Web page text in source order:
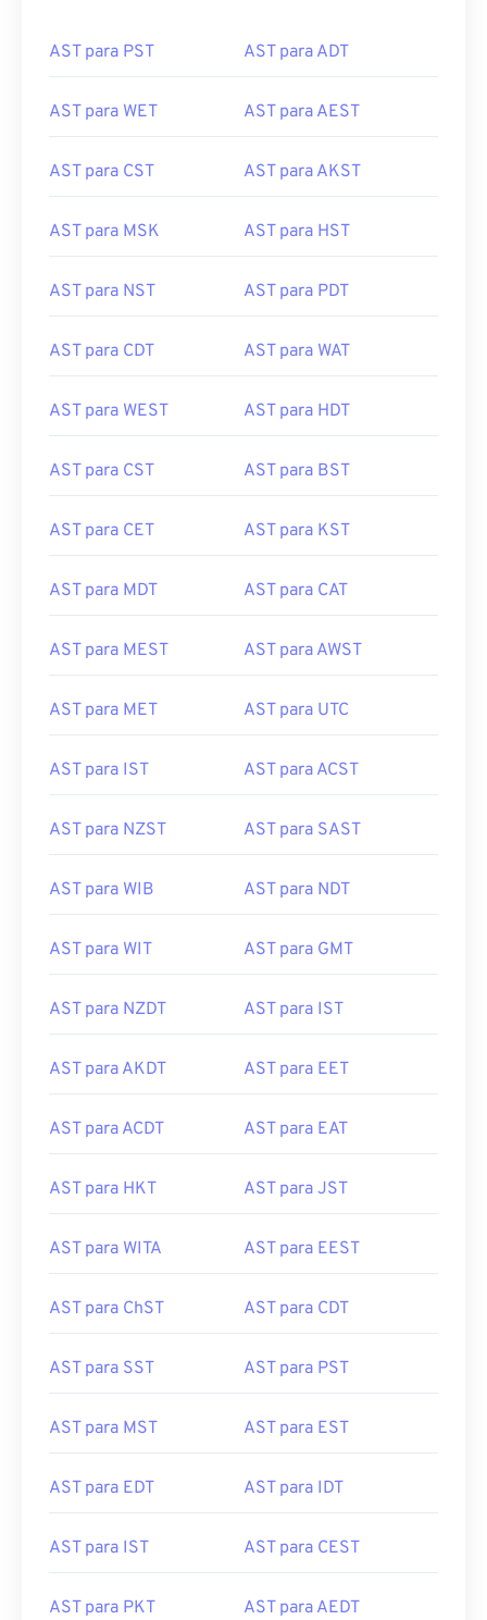
AST para PST AST para ADT
AST para WET AST para AEST
AST para CST AST para AKST
AST para MSK AST para HST
AST para NST AST para PDT
AST para CDT AST para WAT
AST para WEST AST para HDT
AST para CST AST para BST
AST para CET AST para KST
AST para MDT AST para CAT
AST para MEST AST para AWST
AST para MET AST para UTC
AST para IST AST para ACST
AST para NZST AST para SAST
AST para WIB AST para NDT
AST para WIT AST para GMT
AST para NZDT AST para IST
AST para AKDT AST para EET
AST para ACDT AST para EAT
AST para HKT AST para JST
AST para WITA AST para EEST
AST para ChST AST para CDT
AST para SST AST para PST
AST para MST AST para EST
AST para EDT AST para IDT
AST para IST AST para CEST
AST para PKT AST para AEDT